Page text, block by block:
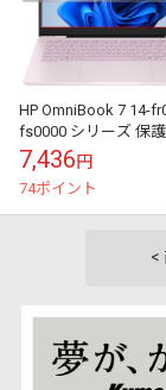
HP OmniBook 7 14-
fs0000 シリーズ 保
OverLay Secret for...
7,436円
74ポイント
<